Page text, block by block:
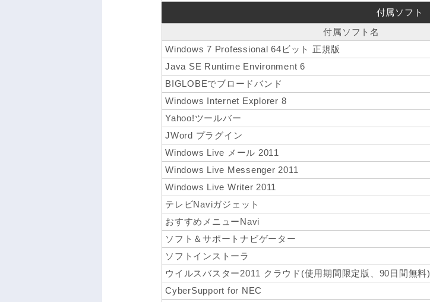
付属ソフト
付属ソフト名
Windows 7 Professional 64ビット 正規版
Java SE Runtime Environment 6
BIGLOBEでブロードバンド
Windows Internet Explorer 8
Yahoo!ツールバー
JWord プラグイン
Windows Live メール 2011
Windows Live Messenger 2011
Windows Live Writer 2011
テレビNaviガジェット
おすすめメニューNavi
ソフト＆サポートナビゲーター
ソフトインストーラ
ウイルスバスター2011 クラウド(使用期間限定版、90日間無料)
CyberSupport for NEC